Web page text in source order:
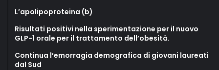
L’apolipoproteina (b)
Risultati positivi nella sperimentazione per il nuovo
GLP-1 orale per il trattamento dell’obesità.
Continua l’emorragia demografica di giovani laureati
dal Sud